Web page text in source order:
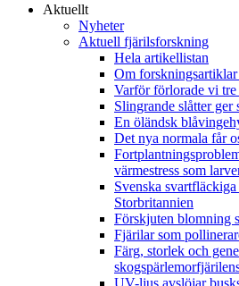
Aktuellt
Nyheter
Aktuell fjärilsforskning
Hela artikellistan
Om forskningsartiklar
Varför förlorade vi
Slingrande slåtter ger
En öländsk
Det nya normala får
värmestress som
Svenska
Storbritannien
Förskjuten blomning
Fjärilar som
Färg, storlek och
UV-ljus avslöjar